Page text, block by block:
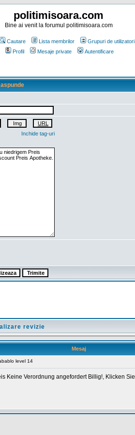
politimisoara.com
Bine ai venit la forumul politimisoara.com
Cautare Lista membrilor Grupuri de utilizatori
Profil
Mesaje private Autentificare
Inchide tag-uri
revizie